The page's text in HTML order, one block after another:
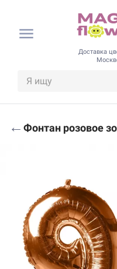
Доставка
← Фонтан розовое